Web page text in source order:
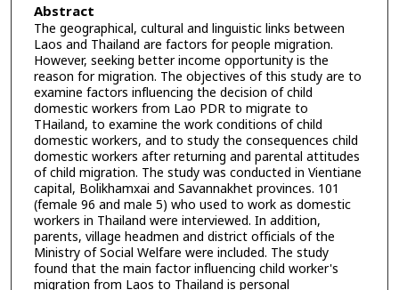
Abstract
The geographical, cultural and linguistic links between
Laos and Thailand are factors for people migration.
However, seeking better income opportunity is the
reason for migration. The objectives of this study are to
examine factors influencing the decision of child
domestic workers from Lao PDR to migrate to
THailand, to examine the work conditions of child
domestic workers, and to study the consequences child
domestic workers after returning and parental attitudes
of child migration. The study was conducted in Vientiane
capital, Bolikhamxai and Savannakhet provinces. 101
(female 96 and male 5) who used to work as domestic
workers in Thailand were interviewed. In addition,
parents, village headmen and district officials of the
Ministry of Social Welfare were included. The study
found that the main factor influencing child worker's
migration from Laos to Thailand is personal